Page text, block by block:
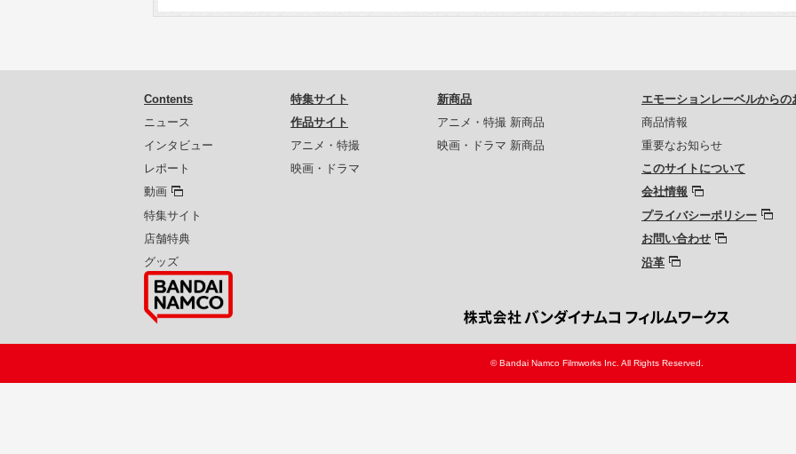
Contents
ニュース
インタビュー
レポート
動画
特集サイト
店舗特典
グッズ
特集サイト
作品サイト
アニメ・特撮
映画・ドラマ
新商品
アニメ・特撮 新商品
映画・ドラマ 新商品
エモーションレーベルからの
商品情報
重要なお知らせ
このサイトについて
会社情報
プライバシーポリシー
お問い合わせ
沿革
© Bandai Namco Filmworks Inc. All Rights Reserved.